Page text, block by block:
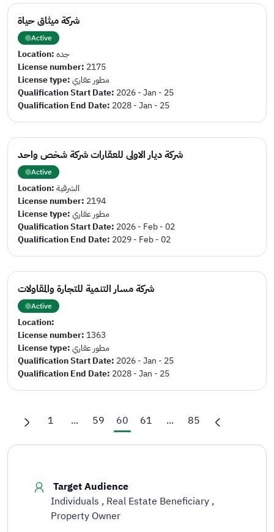
شركة ميثاق حياة
Active
Location:جده
License number: 2175
License type:مطور عقاري
Qualification Start Date: 2026 - Jan - 25
Qualification End Date: 2028 - Jan - 25
شركة ديار الاولى للعقارات شركة شخص واحد
Active
Location:الشرقية
License number: 2194
License type:مطور عقاري
Qualification Start Date: 2026 - Feb - 02
Qualification End Date: 2029 - Feb - 02
شركة مسار التنمية للتجارة والمقاولات
Active
Location:
License number: 1363
License type:مطور عقاري
Qualification Start Date: 2026 - Jan - 25
Qualification End Date: 2028 - Jan - 25
1 ... 59 60 61 ... 85
Target Audience
Individuals Real Estate Beneficiary
Property Owner